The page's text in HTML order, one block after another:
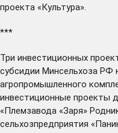
проекта «Культура».
***
Три инвестиционных
субсидии Минсельхоза РФ
агропромышленного
инвестиционные проекты
«Племзавода «Заря»
сельхозпредприятия